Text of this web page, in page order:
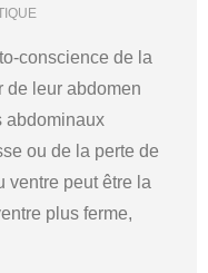
conscience de la
de leur abdomen
abdominaux
ou de la perte de
ventre peut être la
plus ferme,